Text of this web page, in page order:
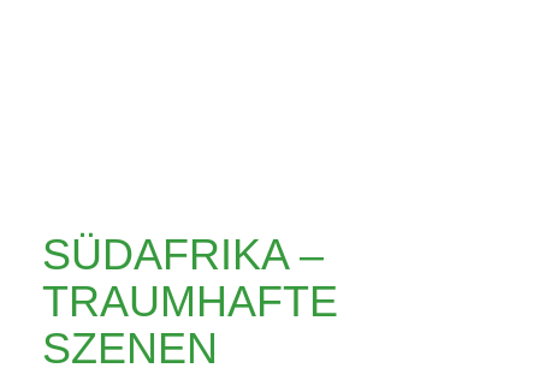
SÜDAFRIKA –
TRAUMHAFTE
SZENEN